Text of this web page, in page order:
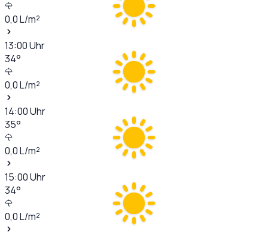
0,0L/m²
13:00Uhr
34°
0,0L/m²
14:00Uhr
35°
0,0L/m²
15:00Uhr
34°
0,0L/m²